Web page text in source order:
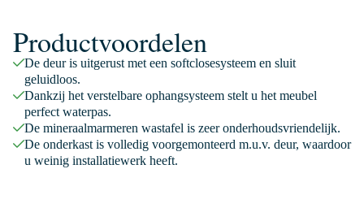
Productvoordelen
De deur is uitgerust met een softclosesysteem en sluit
geluidloos.
Dankzij het verstelbare ophangsysteem stelt u het meubel
perfect waterpas.
De mineraalmarmeren wastafel is zeer onderhoudsvriendelijk.
De onderkast is volledig voorgemonteerd m.u.v. deur, waardoor
u weinig installatiewerk heeft.